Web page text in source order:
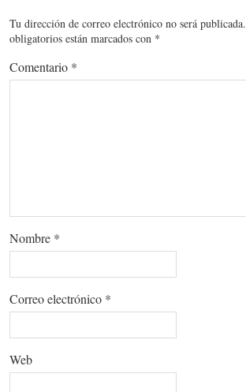
Tu dirección de correo electrónico no será publicada.
obligatorios están marcados con *
Comentario *
Nombre *
Correo electrónico *
Web